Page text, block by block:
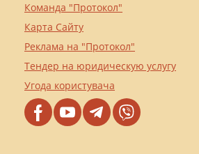
Команда "Протокол"
Карта Сайту
Реклама на "Протокол"
Тендер на юридическую услугу
Угода користувача